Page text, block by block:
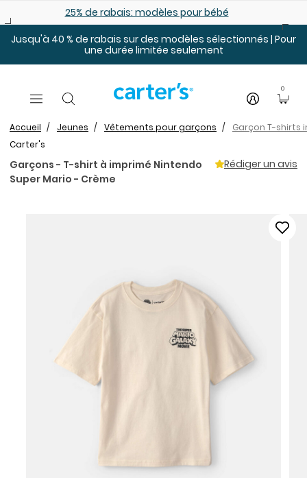
25% de rabais: modèles pour bébé
Jusqu'à 40 % de rabais sur des modèles sélectionnés | Pour
une durée limitée seulement
0
Accueil Jeunes Vêtements pour garçons
Garçon T-shirts
Carter's
Garçons - T-shirt à imprimé Nintendo
Super Mario - Crème
Rédiger un avis